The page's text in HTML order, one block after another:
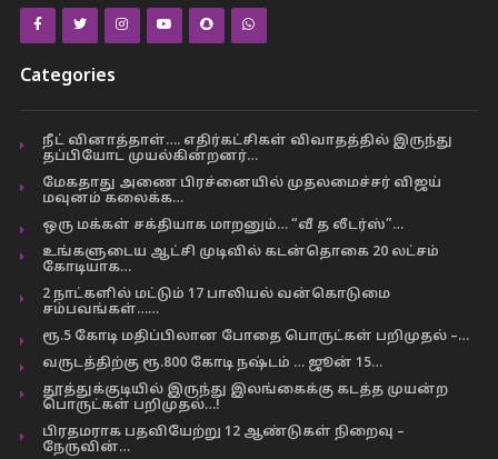
Categories
நீட் வினாத்தாள்…. எதிர்கட்சிகள் விவாதத்தில் இருந்து
தப்பியோட முயல்கின்றனர்…
மேகதாது அணை பிரச்னையில் முதலமைச்சர் விஜய்
மவுனம் கலைக்க…
ஒரு மக்கள் சக்தியாக மாறனும்… “வீ த லீடர்ஸ்”…
உங்களுடைய ஆட்சி முடிவில் கடன்தொகை 20 லட்சம்
கோடியாக…
2 நாட்களில் மட்டும் 17 பாலியல் வன்கொடுமை
சம்பவங்கள்……
ரூ.5 கோடி மதிப்பிலான போதை பொருட்கள் பறிமுதல் –…
வருடத்திற்கு ரூ.800 கோடி நஷ்டம் … ஜூன் 15…
தூத்துக்குடியில் இருந்து இலங்கைக்கு கடத்த முயன்ற
பொருட்கள் பறிமுதல்…!
பிரதமராக பதவியேற்று 12 ஆண்டுகள் நிறைவு –
நேருவின்…